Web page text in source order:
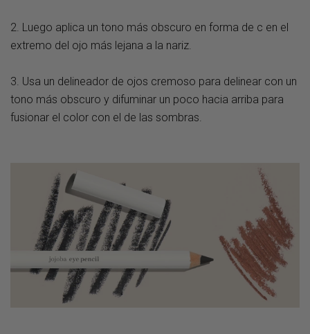
2. Luego aplica un tono más obscuro en forma de c en el
extremo del ojo más lejana a la nariz.
3. Usa un delineador de ojos cremoso para delinear con un
tono más obscuro y difuminar un poco hacia arriba para
fusionar el color con el de las sombras.